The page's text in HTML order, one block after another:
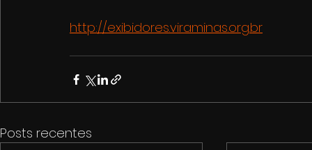
http://exibidores.viraminas.org.br
Posts recentes